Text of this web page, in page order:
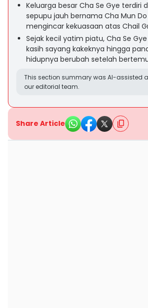
Keluarga besar Cha Se Gye terdiri
sepupu jauh bernama Cha Mun
mengincar kekuasaan atas Chail
Sejak kecil yatim piatu, Cha Se
kasih sayang kakeknya hingga
hidupnya berubah setelah bertemu
This section summary was AI-assisted
our editorial team.
Share Article